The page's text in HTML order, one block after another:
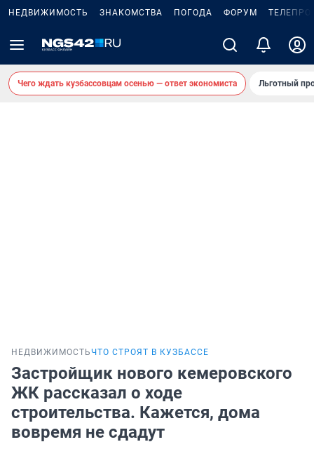
НЕДВИЖИМОСТЬ ЗНАКОМСТВА ПОГОДА ФОРУМ
Чего ждать кузбассовцам осенью — ответ экономиста Льготный
НЕДВИЖИМОСТЬЧТО СТРОЯТ В КУЗБАССЕ
Застройщик нового кемеровского
ЖК рассказал о ходе
строительства. Кажется, дома
вовремя не сдадут